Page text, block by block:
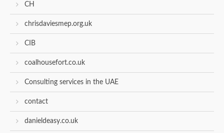
CH
chrisdaviesmep.org.uk
CIB
coalhousefort.co.uk
Consulting services in the UAE
contact
danieldeasy.co.uk